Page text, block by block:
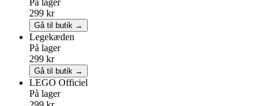
299 kr
Gå til butik →
Legekæden
På lager
299 kr
Gå til butik →
LEGO Officiel
På lager